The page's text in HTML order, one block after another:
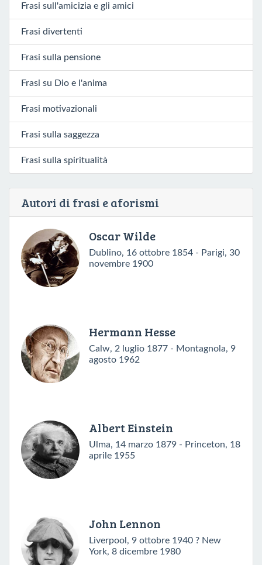
Frasi sull'amicizia e gli amici
Frasi divertenti
Frasi sulla pensione
Frasi su Dio e l'anima
Frasi motivazionali
Frasi sulla saggezza
Frasi sulla spiritualità
Autori di frasi e aforismi
Oscar Wilde
Dublino, 16 ottobre 1854 - Parigi, 30
novembre 1900
Hermann Hesse
Calw, 2 luglio 1877 - Montagnola, 9
agosto 1962
Albert Einstein
Ulma, 14 marzo 1879 - Princeton, 18
aprile 1955
John Lennon
Liverpool, 9 ottobre 1940 ? New
York, 8 dicembre 1980